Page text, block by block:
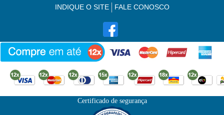
INDIQUE O SITE FALE CONOSCO
Certificado de segurança